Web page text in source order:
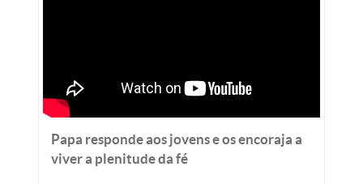
Papa responde aos jovens e os encoraja a
viver a plenitude da fé